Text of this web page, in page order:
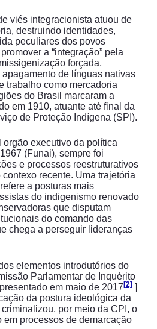
viés integracionista atuou de
destruindo identidades,
peculiares dos povos
a “integração” pela
forçada,
de línguas nativas
trabalho como mercadoria
do Brasil marcaram a
em 1910, atuante até final da
de Proteção Indígena (SPI).
executivo da política
(Funai), sempre foi
e processos reestruturativos
recente. Uma trajetória
a posturas mais
do indigenismo renovado
que disputam
do comando das
chega a perseguir lideranças
elementos introdutórios do
Parlamentar de Inquérito
em maio de 2017 [2] ]
da postura ideológica da
por meio da CPI, o
processos de demarcação